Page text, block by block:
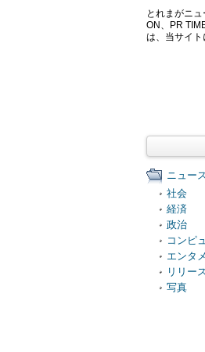
とれまがニ
ON、PR
は、当サイト
ニュース
社会
経済
政治
コンピ
エンタメ
リリース
写真